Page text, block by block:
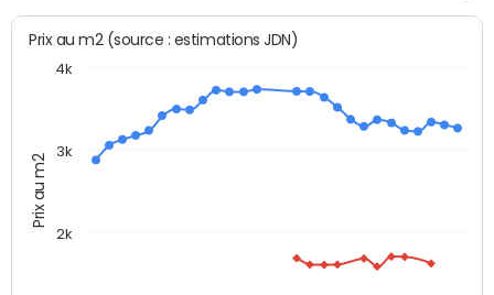
Prix au m2
Prix au m2 (source : estimations JDN)
2k
3k
4k